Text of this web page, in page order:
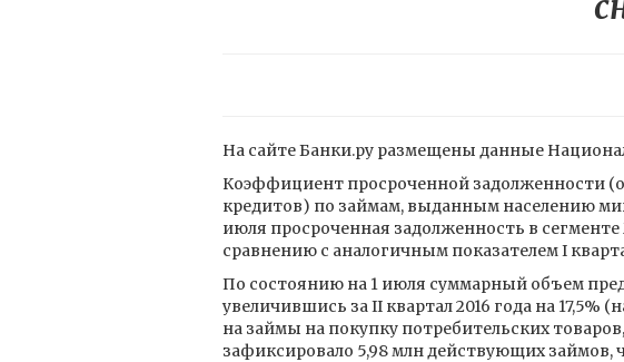
На сайте Банки.ру размещены данные
Коэффициент просроченной задолженности
кредитов) по займам, выданным населению
июля просроченная задолженность в
сравнению с аналогичным показателем I
По состоянию на 1 июля суммарный объем
увеличившись за II квартал 2016 года на 17,5%
на займы на покупку потребительских
зафиксировало 5,98 млн действующих займов,